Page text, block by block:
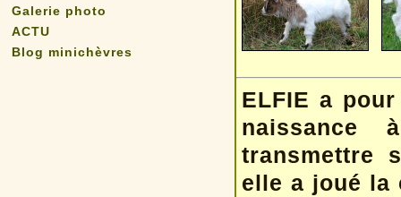
Galerie photo
ACTU
Blog minichèvres
ELFIE a
naissance
transmettre
elle a joué la